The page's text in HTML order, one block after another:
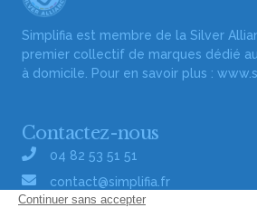
Simplifia est membre de la Silver
premier collectif de marques dédié
à domicile. Pour en savoir plus :
Contactez-nous
04 82 53 51 51
contact@simplifia.fr